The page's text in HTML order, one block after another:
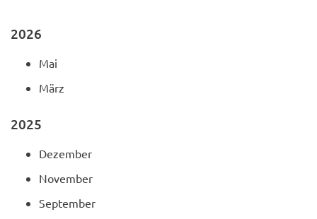
2026
Mai
März
2025
Dezember
November
September